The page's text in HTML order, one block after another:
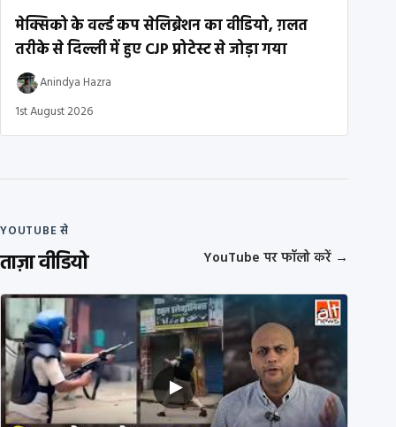
मेक्सिको के वर्ल्ड कप सेलिब्रेशन का वीडियो, ग़लत
तरीके से दिल्ली में हुए CJP प्रोटेस्ट से जोड़ा गया
Anindya Hazra
1st August 2026
YOUTUBE से
ताज़ा वीडियो YouTube पर फॉलो करें →